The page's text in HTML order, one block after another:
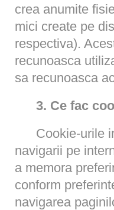
crea anumite
mici create pe
respectiva).
recunoasca
sa recunoasca
3. Ce fac
Cookie-urile
navigarii pe
a memora
conform
navigarea